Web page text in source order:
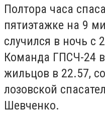
Полтора часа
пятиэтажке на 9
случился в ночь с
Команда ГПСЧ-24
жильцов в 22.57,
лозовской
Шевченко.